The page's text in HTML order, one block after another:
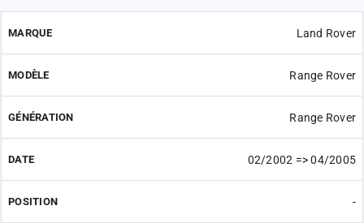
Land Rover
Range Rover
Range Rover
02/2002 => 04/2005
-